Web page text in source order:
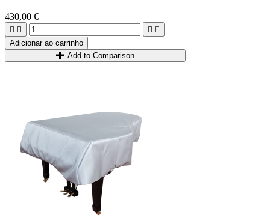
430,00 €
   
Adicionar ao carrinho
Add to Comparison